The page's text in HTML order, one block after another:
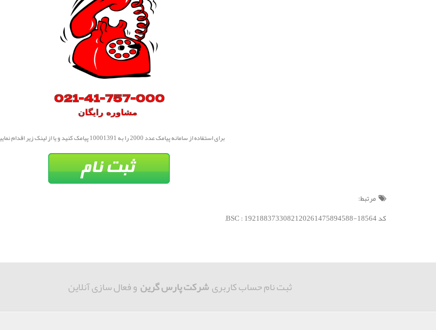
برای استفاده از سامانه پیامک عدد 2000 را به 10001391 پیامک کنید و یا از لینک زیر اقدام نمایید.
مرتبط:
کد BSC : 1921883733082120261475894588-18564;
ثبت نام حساب کاربریشرکت پارس گرین و فعال سازی آنلاین